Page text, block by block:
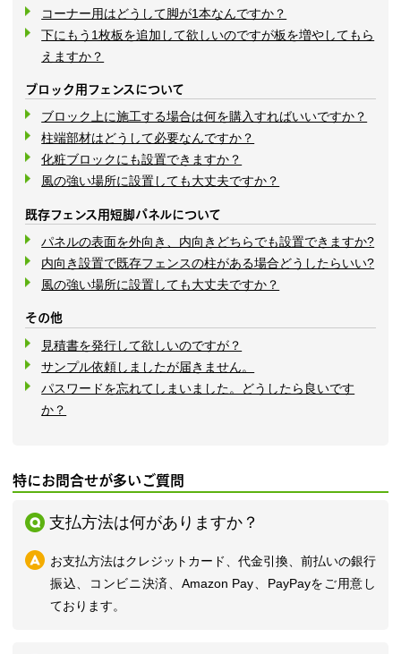
コーナー用はどうして脚が1本なんですか？
下にもう1枚板を追加して欲しいのですが板を増やしてもら
えますか？
ブロック用フェンスについて
ブロック上に施工する場合は何を購入すればいいですか？
柱端部材はどうして必要なんですか？
化粧ブロックにも設置できますか？
風の強い場所に設置しても大丈夫ですか？
既存フェンス用短脚パネルについて
パネルの表面を外向き、内向きどちらでも設置できますか?
内向き設置で既存フェンスの柱がある場合どうしたらいい?
風の強い場所に設置しても大丈夫ですか？
その他
見積書を発行して欲しいのですが？
サンプル依頼しましたが届きません。
パスワードを忘れてしまいました。どうしたら良いです
か？
特にお問合せが多いご質問
支払方法は何がありますか？
お支払方法はクレジットカード、代金引換、前払いの銀行
振込、コンビニ決済、Amazon Pay、PayPayをご用意し
ております。